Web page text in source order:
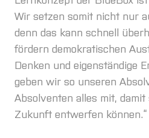
Wir setzen somit nicht nur
denn das kann schnell
fördern demokratischen
Denken und eigenständige
geben wir so unseren
Absolventen alles mit, damit
Zukunft entwerfen können.“